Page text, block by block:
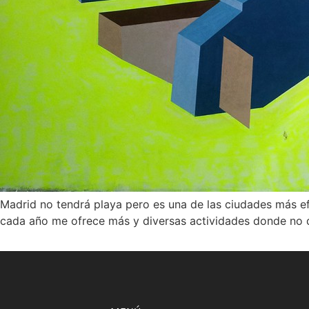
Madrid no tendrá playa pero es una de las ciudades más
cada año me ofrece más y diversas actividades donde